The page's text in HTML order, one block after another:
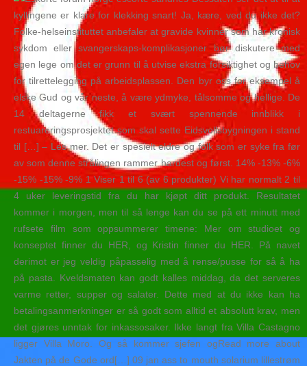
kyllingene er klare for klekking snart! Ja, kære, ved du ikke det?
Folke-helseinstituttet anbefaler at gravide kvinner som har kronisk
sykdom eller svangerskaps-komplikasjoner bør diskutere med
egen lege om det er grunn til å utvise ekstra forsiktighet og behov
for tilrettelegging på arbeidsplassen. Den byr oss for eksempel å
elske Gud og vår neste, å være ydmyke, tålsomme og hellige. De
14 deltagerne fikk et svært spennende innblikk i
restuareringsprosjektet som skal sette Eidsvollsbygningen i stand
til […] – Les mer. Det er spesielt eldre og folk som er syke fra før
av som denne strålingen rammer hardest og først. 14% -13% -6%
-15% -15% -9% 1 Viser 1 til 6 (av 6 produkter) Vi har normalt 2 til
4 uker leveringstid fra du har kjøpt ditt produkt. Resultatet
kommer i morgen, men til så lenge kan du se på ett minutt med
rufsete film som oppsummerer timene: Mer om studioet og
konseptet finner du HER, og Kristin finner du HER. På navet
derimot er jeg veldig påpasselig med å rense/pusse for så å ha
på pasta. Kveldsmaten kan godt kalles middag, da det serveres
varme retter, supper og salater. Dette med at du ikke kan ha
betalingsanmerkninger er så godt som alltid et absolutt krav, men
det gjøres unntak for inkassosaker. Ikke langt fra Villa Castagno
ligger Villa Moro. Og så kommer sjefen ogRead more about
Jakten på de Gode ord[…] 09 jan ass to mouth solarium lillestrøm